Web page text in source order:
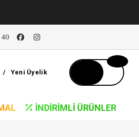
/ Yeni Üyelik
İNDIRIMLI ÜRÜNLER